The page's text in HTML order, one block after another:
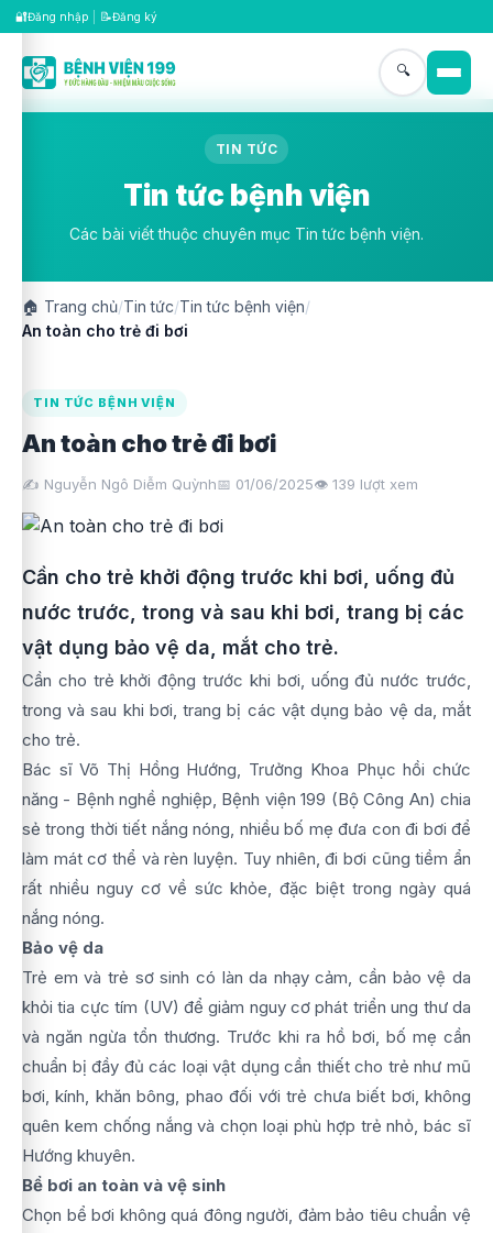
🔐Đăng nhập 📝Đăng ký
🔍
TIN TỨC
Tin tức bệnh viện
Các bài viết thuộc chuyên mục Tin tức bệnh viện.
🏠 Trang chủ/Tin tức/Tin tức bệnh viện/
An toàn cho trẻ đi bơi
TIN TỨC BỆNH VIỆN
An toàn cho trẻ đi bơi
✍️ Nguyễn Ngô Diễm Quỳnh📅 01/06/2025👁️ 139 lượt xem
Cần cho trẻ khởi động trước khi bơi, uống đủ
nước trước, trong và sau khi bơi, trang bị các
vật dụng bảo vệ da, mắt cho trẻ.
Cần cho trẻ khởi động trước khi bơi, uống đủ nước trước,
trong và sau khi bơi, trang bị các vật dụng bảo vệ da, mắt
cho trẻ.
Bác sĩ Võ Thị Hồng Hướng, Trưởng Khoa Phục hồi chức
năng - Bệnh nghề nghiệp, Bệnh viện 199 (Bộ Công An) chia
sẻ trong thời tiết nắng nóng, nhiều bố mẹ đưa con đi bơi để
làm mát cơ thể và rèn luyện. Tuy nhiên, đi bơi cũng tiềm ẩn
rất nhiều nguy cơ về sức khỏe, đặc biệt trong ngày quá
nắng nóng.
Bảo vệ da
Trẻ em và trẻ sơ sinh có làn da nhạy cảm, cần bảo vệ da
khỏi tia cực tím (UV) để giảm nguy cơ phát triển ung thư da
và ngăn ngừa tổn thương. Trước khi ra hồ bơi, bố mẹ cần
chuẩn bị đầy đủ các loại vật dụng cần thiết cho trẻ như mũ
bơi, kính, khăn bông, phao đối với trẻ chưa biết bơi, không
quên kem chống nắng và chọn loại phù hợp trẻ nhỏ, bác sĩ
Hướng khuyên.
Bể bơi an toàn và vệ sinh
Chọn bể bơi không quá đông người, đảm bảo tiêu chuẩn vệ